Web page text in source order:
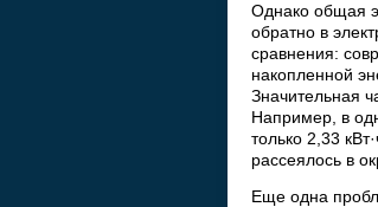
Однако общая
обратно в
сравнения:
накопленной
Значительная
Например, в
только 2,33
рассеялось в
Еще одна